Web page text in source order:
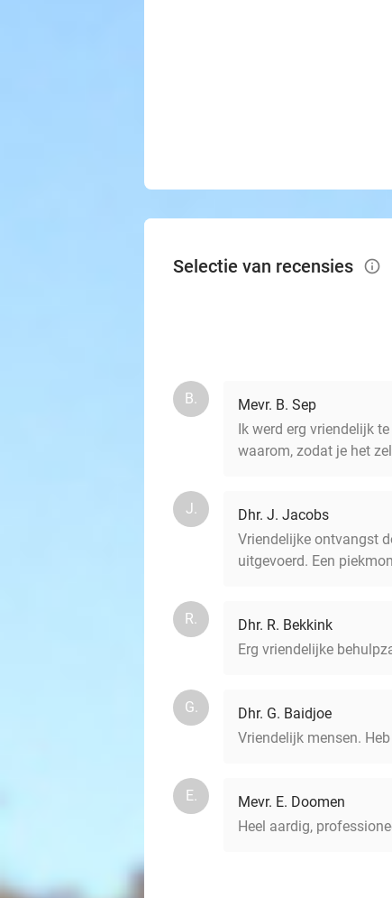
Selectie van recensies info_outlined
B.
Mevr. B. Sep
Ik werd erg vriendelijk
waarom, zodat je het
J.
Dhr. J. Jacobs
Vriendelijke ontvangst
uitgevoerd. Een
R.
Dhr. R. Bekkink
Erg vriendelijke
G.
Dhr. G. Baidjoe
Vriendelijk mensen.
E.
Mevr. E. Doomen
Heel aardig,